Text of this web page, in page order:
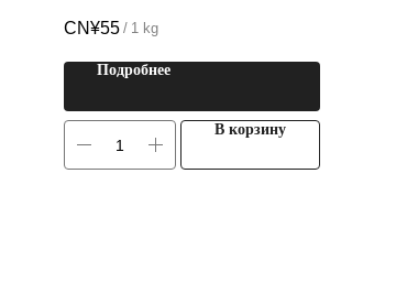
CN¥55 / 1 kg
Подробнее
В корзину